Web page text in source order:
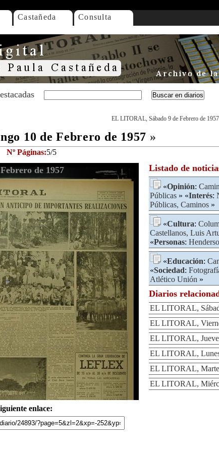
Castañeda Consulta
EL LITORAL, Sábado 9 de Febrero de 1957
10 de Febrero de 1957 »
Nº Páginas:5/5
de 1957
enlace:
Listado de
«Opinión:
Públicas » «Interés:
Públicas, Caminos »
«Cultura:
Castellanos, Luis
«Personas:
«Educación:
«Sociedad:
Atlético Unión »
Diarios
EL LITORAL,
EL LITORAL,
EL LITORAL,
EL LITORAL,
EL LITORAL,
EL LITORAL,